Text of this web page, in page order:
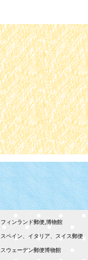
フィンランド郵便,博物館
スペイン、イタリア、スイス郵便
スウェーデン郵便博物館